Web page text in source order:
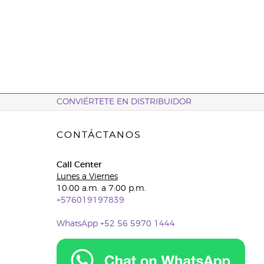
CONVIÉRTETE EN DISTRIBUIDOR
CONTÁCTANOS
Call Center
Lunes a Viernes
10:00 a.m. a 7:00 p.m.
+576019197839
WhatsApp +52 56 5970 1444